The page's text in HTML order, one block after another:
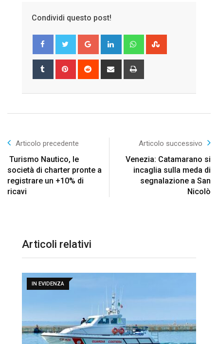
Condividi questo post!
Google+ LinkedIn Whatsapp
Tumblr Pinterest Reddit
Share
Articolo precedente
Turismo Nautico, le
società di charter pronte a
registrare un +10% di
ricavi
Articolo successivo
Venezia: Catamarano si
incaglia sulla meda di
segnalazione a San
Nicolò
Articoli relativi
IN EVIDENZA